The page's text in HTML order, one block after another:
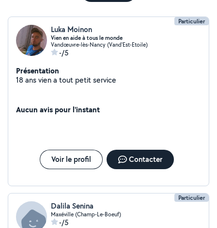
Particulier
Luka Moinon
Vien en aide à tous le monde
Vandœuvre-lès-Nancy (Vand'Est-Etoile)
-/5
Présentation
18 ans vien a tout petit service
Aucun avis pour l'instant
Voir le profil Contacter
Particulier
Dalila Senina
Maxéville (Champ-Le-Boeuf)
-/5